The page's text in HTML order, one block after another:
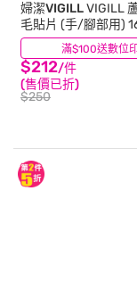
滿$100送數位
婦潔VIGILLVIGILL
毛
$212/件
(售價已折)
$250
(7)